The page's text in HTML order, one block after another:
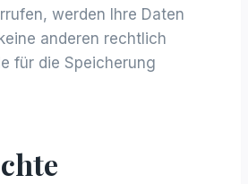
werden Ihre Daten
anderen rechtlich
für die Speicherung